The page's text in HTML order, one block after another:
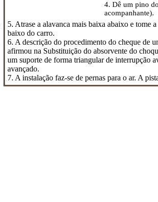
4. Dê um pino
acompanhante).
5. Atrase a alavanca mais baixa abaixo e tome
baixo do carro.
6. A descrição do procedimento do cheque de
afirmou na Substituição do absorvente do
um suporte de forma triangular de interrupção
avançado.
7. A instalação faz-se de pernas para o ar. A